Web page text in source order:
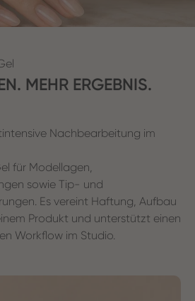
MEHR ERGEBNIS.
Nachbearbeitung im
für Modellagen,
sowie Tip- und
. Es vereint Haftung, Aufbau
Produkt und unterstützt einen
Workflow im Studio.